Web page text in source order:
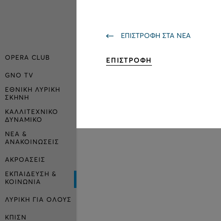
OPERA CLUB
GNO TV
ΕΘΝΙΚΗ ΛΥΡΙΚΗ
ΣΚΗΝΗ
ΚΑΛΛΙΤΕΧΝΙΚΟ
ΔΥΝΑΜΙΚΟ
ΝΕΑ &
ΑΝΑΚΟΙΝΩΣΕΙΣ
ΑΚΡΟΑΣΕΙΣ
ΕΚΠΑΙΔΕΥΣΗ &
ΚΟΙΝΩΝΙΑ
ΛΥΡΙΚΗ ΓΙΑ ΟΛΟΥΣ
ΚΠΙΣΝ
ΕΠΙΣΤΡΟΦΗ ΣΤΑ ΝΕΑ
ΕΠΙΣΤΡΟΦΗ